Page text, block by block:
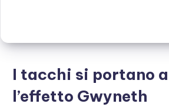
I tacchi si portano
l’effetto Gwyneth